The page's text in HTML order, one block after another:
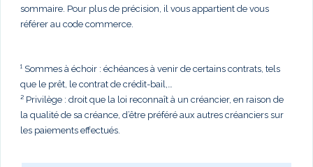
sommaire. Pour plus de précision, il vous appartient de vous
référer au code commerce.
¹ Sommes à échoir : échéances à venir de certains contrats, tels
que le prêt, le contrat de crédit-bail,…
² Privilège : droit que la loi reconnaît à un créancier, en raison de
la qualité de sa créance, d’être préféré aux autres créanciers sur
les paiements effectués.